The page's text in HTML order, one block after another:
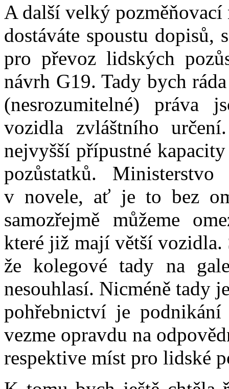
A další velký pozměňovací
dostáváte spoustu dopisů,
pro převoz lidských
návrh G19. Tady bych
(nesrozumitelné) práva
vozidla zvláštního
nejvyšší přípustné
pozůstatků.
v novele, ať je to bez
samozřejmě můžeme
které již mají větší vozidla.
že kolegové tady na
nesouhlasí. Nicméně tady
pohřebnictví je
vezme opravdu na
respektive míst pro lidské